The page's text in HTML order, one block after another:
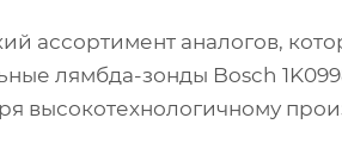
ассортимент аналогов,
лямбда-зонды Bosch
высокотехнологичному